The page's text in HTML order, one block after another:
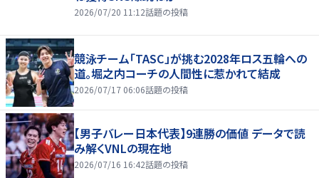
2026/07/20 11:12話題の投稿
競泳チーム「TASC」が挑む2028年ロス五輪への
道。堀之内コーチの人間性に惹かれて結成
2026/07/17 06:06話題の投稿
【男子バレー日本代表】9連勝の価値 データで読
み解くVNLの現在地
2026/07/16 16:42話題の投稿